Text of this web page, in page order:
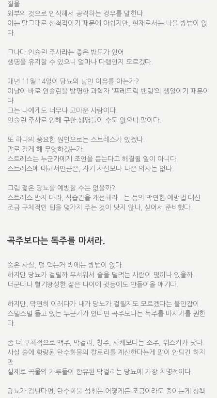
질을
외부의 것으로 인식해서 공격하는 경우를 말한다.
이는 말그대로 선척적이기 때문에 아쉽지만, 현재로서는 나을 방법이 없
다.
그나마 인슐린 주사라는 좋은 방도가 있어
생명을 유지할 수 있으니 얼마나 다행인지 모르겠다.
매년 11월 14일이 당뇨의 날인 이유를 아는가?
이날이 바로 인슐린을 발명한 과학자 '프레드릭 밴팅'의 생일이기 때문이
다.
그는 나에게도 너무나 고마운 사람이다.
인슐린 주사로 인해 구한 생명들이 수도 없으니 말이다.
또 하나의 중요한 원인으로는 스트레스가 있겠다.
말로 길게 해 무엇하겠는가.
스트레스는 누군가에게 조언을 듣는다고 해결될 일이 아니다.
스트레스에 대해서만큼은, 자기 자신보다 나은 의사는 없다.
그럼 젊은 당뇨를 예방할 수는 없을까?
스트레스 받지 마라, 식습관을 개선해라...는 등의 막연한 예방법 대신
조금 구체적인 팁을 몇가지 주는 것이 낫지 않나, 싶어서 준비했다.
곡주보다는 독주를 마셔라.
술은 사실, 덜 먹는거 밖에는 방법이 없다.
하지만 당뇨가 걸릴까 무서워서 술을 덜먹는 사람이 몇이나 있을까.
더군다나 혈기왕성한 젊은 나이에 귓등에도 안들어올 얘기다.
하지만, 막연히 이러다가 내가 당뇨가 걸릴지도 모르겠다는 불안감이
스멀스멀 들고 있는 누군가가 있다면 곡주보다는 독주를 마시기를 권한
다.
좀 더 구체적으로 맥주, 막걸리, 청주, 사케보다는 소주, 위스키가 낫다.
사실 술에 함량된 탄수화물의 칼로리를 계산한다는게 말이 안되긴 하지
만
실제로 곡물의 가루들이 함유된 막걸리는 당뇨에 가장 치명적이다.
당뇨가 겁난다면, 탄수화물 섭취는 어떻게든 조금이라도 줄이는게 상책